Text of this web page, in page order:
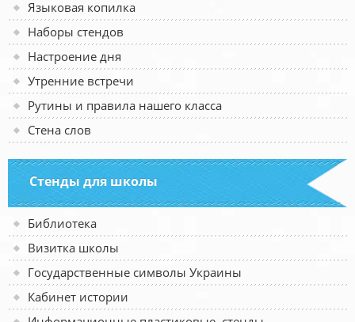
Языковая копилка
Наборы стендов
Настроение дня
Утренние встречи
Рутины и правила нашего класса
Стена слов
Стенды для школы
Библиотека
Визитка школы
Государственные символы Украины
Кабинет истории